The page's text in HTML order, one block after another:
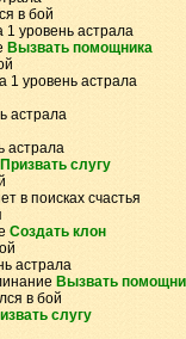
в бой
уровень астрала
Вызвать помощника
1 уровень астрала
астрала
астрала
Призвать слугу
в поисках счастья
Создать клон
астрала
Вызвать
в бой
слугу